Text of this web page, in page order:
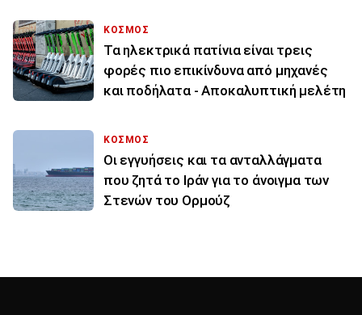
ΚΟΣΜΟΣ
Τα ηλεκτρικά πατίνια είναι τρεις
φορές πιο επικίνδυνα από μηχανές
και ποδήλατα - Αποκαλυπτική μελέτη
ΚΟΣΜΟΣ
Οι εγγυήσεις και τα ανταλλάγματα
που ζητά το Ιράν για το άνοιγμα των
Στενών του Ορμούζ